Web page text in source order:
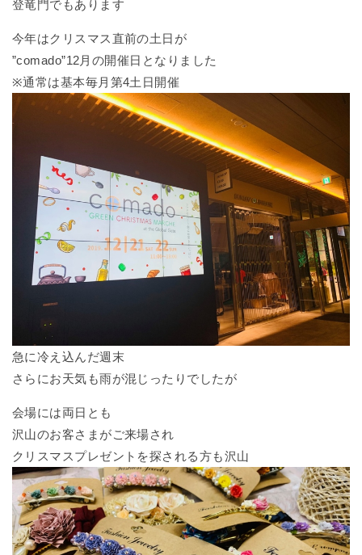
登竜門でもあります
今年はクリスマス直前の土日が
”comado”12月の開催日となりました
※通常は基本毎月第4土日開催
急に冷え込んだ週末
さらにお天気も雨が混じったりでしたが
会場には両日とも
沢山のお客さまがご来場され
クリスマスプレゼントを探される方も沢山